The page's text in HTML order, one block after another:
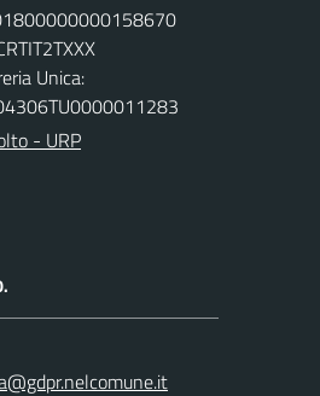
Unica:
- URP